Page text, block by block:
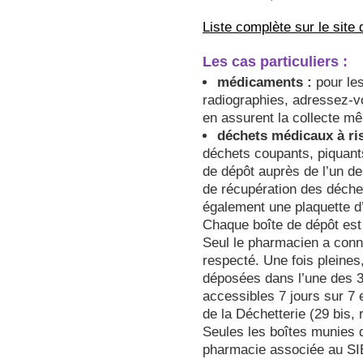
Liste complète sur le site
Les cas particuliers :
médicaments : pour
radiographies, adressez-
en assurent la collecte
déchets médicaux à
déchets coupants,
de dépôt auprès de l’un
de récupération des
également une plaquette
Chaque boîte de dépôt
Seul le pharmacien a
respecté. Une fois
déposées dans l’une des
accessibles 7 jours sur 7
de la Déchetterie (29 bis,
Seules les boîtes munies
pharmacie associée au